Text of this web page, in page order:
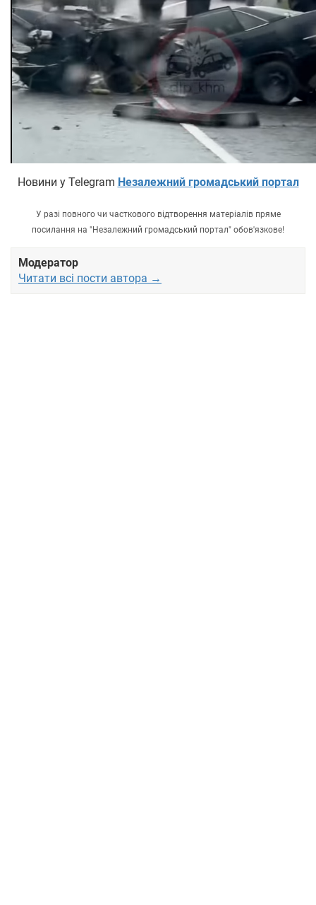
Новини у Telegram Незалежний громадський портал
У разі повного чи часткового відтворення матеріалів пряме
посилання на "Незалежний громадський портал" обов'язкове!
Модератор
Читати всі пости автора →